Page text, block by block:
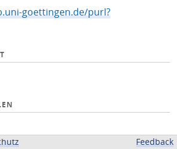
goettingen.de/purl?
Feedback